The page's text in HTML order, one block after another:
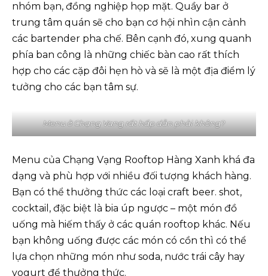
nhóm bạn, đồng nghiệp họp mặt. Quầy bar ở
trung tâm quán sẽ cho bạn cơ hội nhìn cận cảnh
các bartender pha chế. Bên cạnh đó, xung quanh
phía ban công là những chiếc bàn cao rất thích
hợp cho các cặp đôi hẹn hò và sẽ là một địa điểm lý
tưởng cho các bạn tâm sự.
Menu ở Chạng Vang rất hấp dẫn phải không?
Menu của Chạng Vạng Rooftop Hàng Xanh khá đa
dạng và phù hợp với nhiều đối tượng khách hàng.
Bạn có thể thưởng thức các loại craft beer. shot,
cocktail, đặc biệt là bia úp ngược – một món đồ
uống mà hiếm thấy ở các quán rooftop khác. Nếu
bạn không uống được các món có cồn thì có thể
lựa chọn những món như soda, nước trái cây hay
yogurt để thưởng thức.